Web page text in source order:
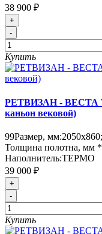
38 900 ₽
+
-
Купить
РЕТВИЗАН - ВЕСТА
каньон вековой)
99Размер, мм:
Толщина полотна, мм
Наполнитель:ТЕРМО
39 000 ₽
+
-
Купить